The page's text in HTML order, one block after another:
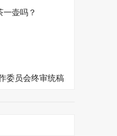
一壶吗？
委员会终审统稿